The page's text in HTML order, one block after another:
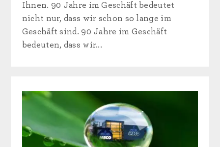
Ihnen. 90 Jahre im Geschäft bedeutet
nicht nur, dass wir schon so lange im
Geschäft sind. 90 Jahre im Geschäft
bedeuten, dass wir...